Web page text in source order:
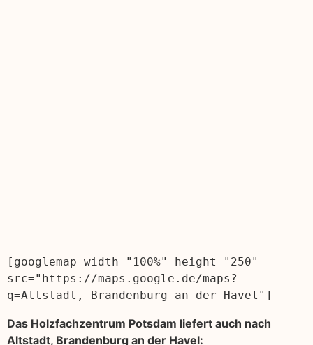
[googlemap width="100%" height="250"
src="https://maps.google.de/maps?
q=Altstadt, Brandenburg an der Havel"]
Das Holzfachzentrum Potsdam liefert auch nach
Altstadt, Brandenburg an der Havel: